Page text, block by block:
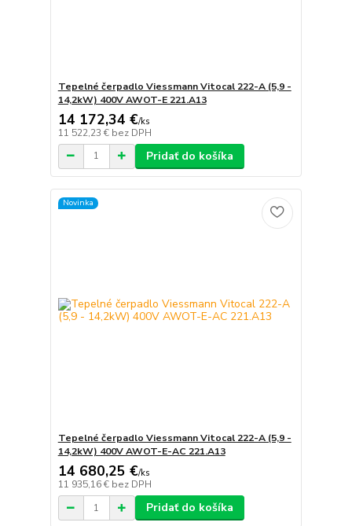
Tepelné čerpadlo Viessmann Vitocal 222-A (5,9 -
14,2kW) 400V AWOT-E 221.A13
14 172,34 €/ks
11 522,23 € bez DPH
Pridať do košíka
Novinka
Tepelné čerpadlo Viessmann Vitocal 222-A (5,9 -
14,2kW) 400V AWOT-E-AC 221.A13
14 680,25 €/ks
11 935,16 € bez DPH
Pridať do košíka